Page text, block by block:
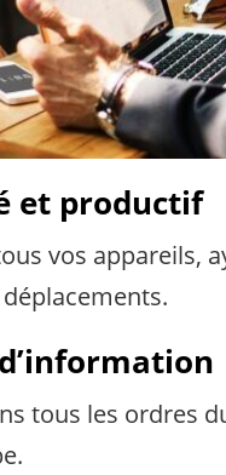
et productif
vos appareils,
tous les ordres